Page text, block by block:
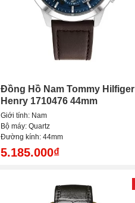
Đồng Hồ Nam Tommy Hilfiger
Henry 1710476 44mm
Giới tính: Nam
Bộ máy: Quartz
Đường kính: 44mm
5.185.000₫